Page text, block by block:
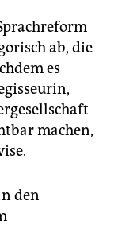
ab, die
es
machen,
den